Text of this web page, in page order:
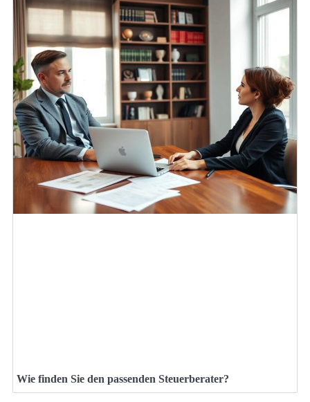
Wie finden Sie den passenden Steuerberater?